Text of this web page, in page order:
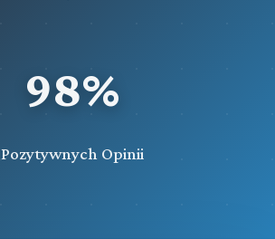
98%
Pozytywnych Opinii